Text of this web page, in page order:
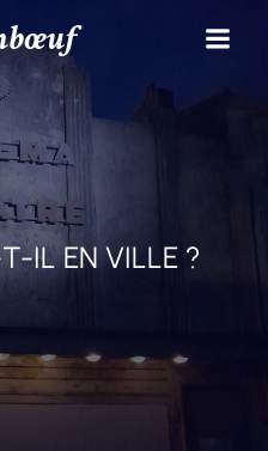
IL EN VILLE ?